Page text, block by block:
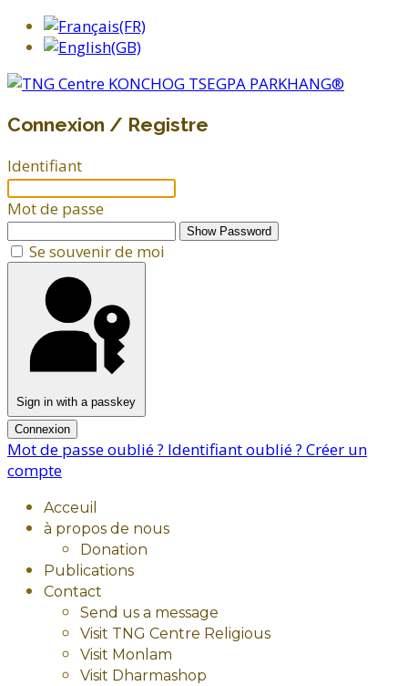
Connexion / Registre
Identifiant
Mot de passe
Show Password
Se souvenir de moi
Sign in with a passkey
Connexion
Mot de passe oublié ? Identifiant oublié ? Créer un
compte
Acceuil
à propos de nous
Donation
Publications
Contact
Send us a message
Visit TNG Centre Religious
Visit Monlam
Visit Dharmashop